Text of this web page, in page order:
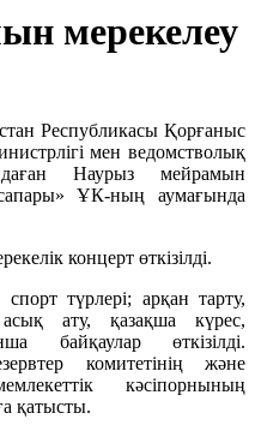
мерекелеу
Республикасы Қорғаныс
мен ведомстволық
Наурыз мейрамын
ҰК-ның аумағында
концерт өткізілді.
түрлері; арқан тарту,
ату, қазақша күрес,
байқаулар өткізілді.
комитетінің және
кәсіпорнының
қатысты.